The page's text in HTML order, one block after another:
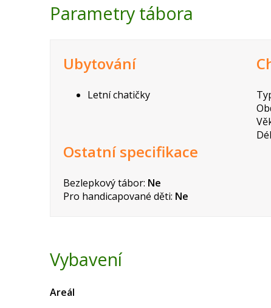
Parametry tábora
Ubytování
Letní chatičky
Ostatní specifikace
Bezlepkový tábor: Ne
Pro handicapované děti: Ne
Vybavení
Areál